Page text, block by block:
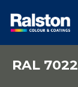
RAL 7022